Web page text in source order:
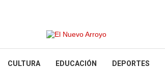
CULTURA EDUCACIÓN DEPORTES